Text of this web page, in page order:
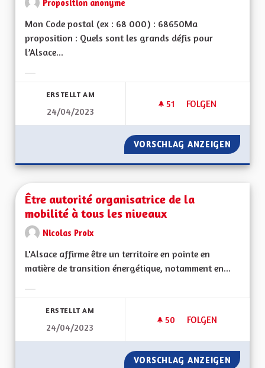
Proposition anonyme
Mon Code postal (ex : 68 000) : 68650Ma
proposition : Quels sont les grands défis pour
l’Alsace...
ERSTELLT AM
24/04/2023
51 51 FOLLOWER
FOLGEN
ALSACE ET
VORSCHLAG ANZEIGEN
Être autorité organisatrice de la
mobilité à tous les niveaux
Nicolas Proix
L'Alsace affirme être un territoire en pointe en
matière de transition énergétique, notamment en...
ERSTELLT AM
24/04/2023
50 50 FOLLOWER
FOLGEN
ÊTRE AUTORITÉ
VORSCHLAG ANZEIGEN ÊTRE